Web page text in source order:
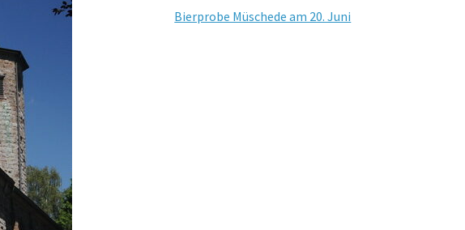
Bierprobe Müschede am 20. Juni